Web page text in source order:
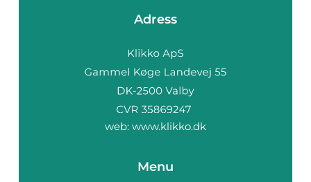
Adress
web: www.klikko.dk
Menu